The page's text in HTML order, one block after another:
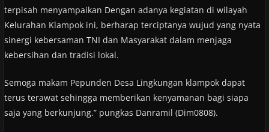
terpisah menyampaikan Dengan adanya kegiatan di wilayah
Kelurahan Klampok ini, berharap terciptanya wujud yang nyata
sinergi kebersaman TNI dan Masyarakat dalam menjaga
kebersihan dan tradisi lokal.
Semoga makam Pepunden Desa Lingkungan klampok dapat
terus terawat sehingga memberikan kenyamanan bagi siapa
saja yang berkunjung.” pungkas Danramil (Dim0808).